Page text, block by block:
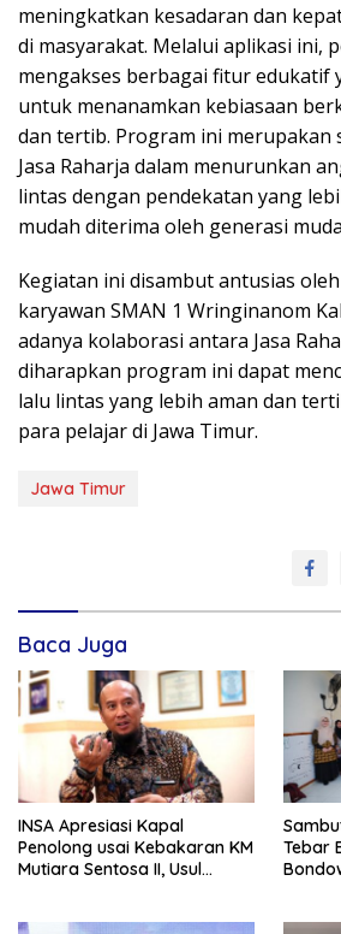
meningkatkan kesadaran dan
di masyarakat. Melalui aplikasi ini,
mengakses berbagai fitur edukatif
untuk menanamkan kebiasaan
dan tertib. Program ini merupakan
Jasa Raharja dalam menurunkan
lintas dengan pendekatan yang
mudah diterima oleh generasi
Kegiatan ini disambut antusias
karyawan SMAN 1 Wringinanom
adanya kolaborasi antara Jasa
diharapkan program ini dapat
lalu lintas yang lebih aman dan
para pelajar di Jawa Timur.
Jawa Timur
Baca Juga
INSA Apresiasi Kapal
Penolong usai Kebakaran KM
Mutiara Sentosa II, Usul
Tebar